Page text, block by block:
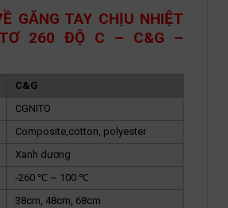
GĂNG TAY CHỊU NHIỆT
260 ĐỘ C – C&G –
C&G
CGNITO
Composite,cotton, polyester
Xanh dương
-260 ℃ ~ 100 ℃
38cm, 48cm, 68cm